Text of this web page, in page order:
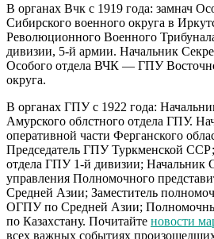
В органах Вчк с 1919 года: замнач
Сибирского военного округа в
Революционного Военного
дивизии, 5-й армии. Начальник
Особого отдела ВЧК — ГПУ
округа.
В органах ГПУ с 1922 года:
Амурского облстного отдела ГПУ.
оперативной части Ферганского
Председатель ГПУ Туркменской
отдела ГПУ 1-й дивизии; Начальник
управления Полномочного
Средней Азии; Заместитель
ОГПУ по Средней Азии;
по Казахстану. Почитайте новости
всех важных событиях